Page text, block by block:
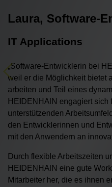
Laura, Software-
IT Applications
„Software-Entwicklerin bei
weil er die Möglichkeit bietet
arbeiten und Teil eines
HEIDENHAIN engagiert
unterstützenden
den Entwicklerinnen und
mit den Anwendern an
Durch flexible Arbeitszeiten
HEIDENHAIN eine gute
Mitarbeiter her, die es ihnen
Previous